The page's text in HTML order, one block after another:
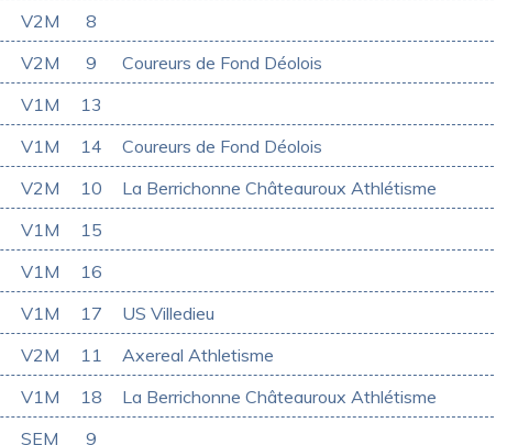
V2M 8
V2M 9 Coureurs de Fond Déolois
V1M 13
V1M 14 Coureurs de Fond Déolois
V2M 10 La Berrichonne Châteauroux Athlétisme
V1M 15
V1M 16
V1M 17 US Villedieu
V2M 11 Axereal Athletisme
V1M 18 La Berrichonne Châteauroux Athlétisme
SEM 9